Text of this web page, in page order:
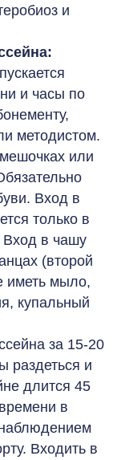
и
и часы по
методистом.
или
Вход в
только в
Вход в чашу
(второй
иметь мыло,
купальный
за 15-20
раздеться и
длится 45
в
Входить в